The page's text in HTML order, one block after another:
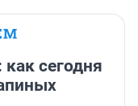
сегодня